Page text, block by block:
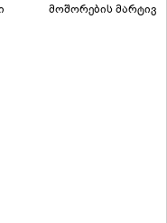
მოშორების